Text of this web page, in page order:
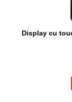
Display cu